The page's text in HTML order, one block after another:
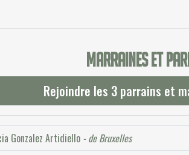
Marraines et
Rejoindre les 3 parrains et
Gonzalez Artidiello - de Bruxelles